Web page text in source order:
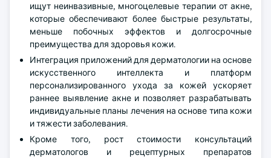
ищут неинвазивные, многоцелевые терапии от акне,
которые обеспечивают более быстрые результаты,
меньше побочных эффектов и долгосрочные
преимущества для здоровья кожи.
Интеграция приложений для дерматологии на основе
искусственного интеллекта и платформ
персонализированного ухода за кожей ускоряет
раннее выявление акне и позволяет разрабатывать
индивидуальные планы лечения на основе типа кожи
и тяжести заболевания.
Кроме того, рост стоимости консультаций
дерматологов и рецептурных препаратов